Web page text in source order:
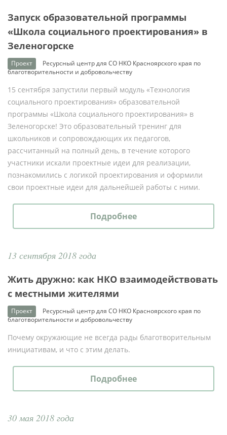
Запуск образовательной программы
«Школа социального проектирования» в
Зеленогорске
Проект
Ресурсный центр для СО НКО Красноярского края по
благотворительности и добровольчеству
15 сентября запустили первый модуль «Технология
социального проектирования» образовательной
программы «Школа социального проектирования» в
Зеленогорске! Это образовательный тренинг для
школьников и сопровождающих их педагогов,
рассчитанный на полный день, в течение которого
участники искали проектные идеи для реализации,
познакомились с логикой проектирования и оформили
свои проектные идеи для дальнейшей работы с ними.
Подробнее
13 сентября 2018 года
Жить дружно: как НКО взаимодействовать
с местными жителями
Проект
Ресурсный центр для СО НКО Красноярского края по
благотворительности и добровольчеству
Почему окружающие не всегда рады благотворительным
инициативам, и что с этим делать.
Подробнее
30 мая 2018 года